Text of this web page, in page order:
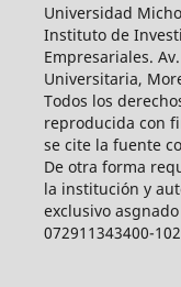
Universidad
Instituto de
Empresariales.
Universitaria,
Todos los
reproducida con
se cite la fuente
De otra forma
la institución y
exclusivo
072911343400-